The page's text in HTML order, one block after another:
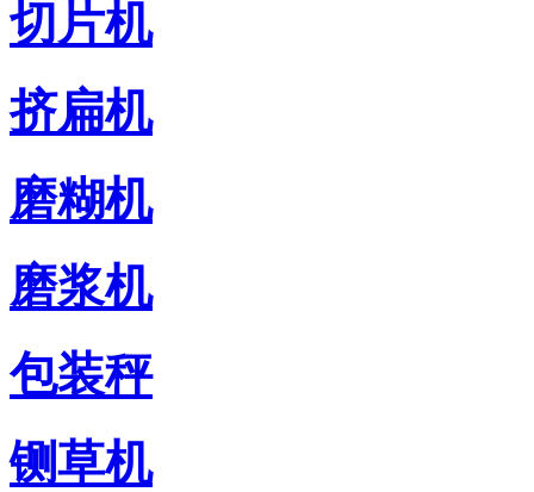
切片机
挤扁机
磨糊机
磨浆机
包装秤
铡草机